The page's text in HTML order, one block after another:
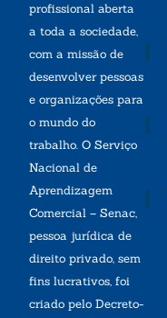
profissional aberta
a toda a sociedade,
com a missão de
desenvolver pessoas
e organizações para
o mundo do
trabalho. O Serviço
Nacional de
Aprendizagem
Comercial – Senac,
pessoa jurídica de
direito privado, sem
fins lucrativos, foi
criado pelo Decreto-